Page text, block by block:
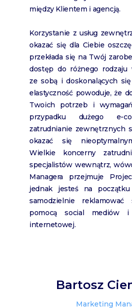
między Klientem i agencją.
Korzystanie z usług
okazać się dla Ciebie
przekłada się na Twój
dostęp do różnego rodzaju
ze sobą i doskonalących
elastyczność powoduje, że
Twoich potrzeb i
przypadku dużego e-
zatrudnianie zewnętrznych
okazać się
Wielkie koncerny
specjalistów wewnątrz,
Managera przejmuje
jednak jesteś na
samodzielnie
pomocą social mediów i
internetowej.
Bartosz
Marketing